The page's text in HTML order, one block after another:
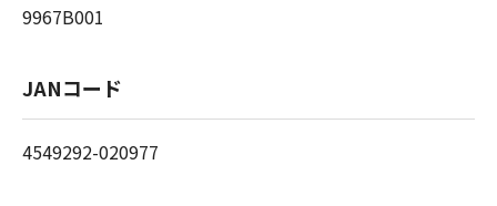
9967B001
JANコード
4549292-020977